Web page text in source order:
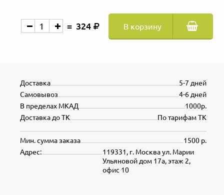
324 В корзину
5-7 дней
Доставка
4-6 дней
Самовывоз
1000р.
В пределах МКАД
По тарифам ТК
Доставка до ТК
1500 р.
Мин. сумма заказа
119331, г. Москва ул. Марии
Ульяновой дом 17а, этаж 2,
офис 10
Адрес: